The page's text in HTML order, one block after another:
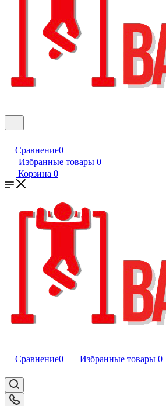
Сравнение0
Избранные товары 0
Корзина 0
Сравнение0 Избранные товары 0